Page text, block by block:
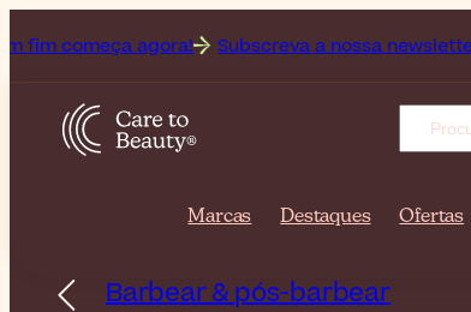
agora! Subscreva a nossa newsletter para
Marcas Destaques Ofertas
Barbear & pós-barbear